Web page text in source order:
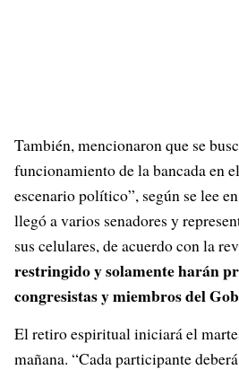
También, mencionaron que se
funcionamiento de la bancada en
escenario político”, según se lee
llegó a varios senadores y
sus celulares, de acuerdo con la
restringido y solamente harán
congresistas y miembros del
El retiro espiritual iniciará el
mañana. “Cada participante